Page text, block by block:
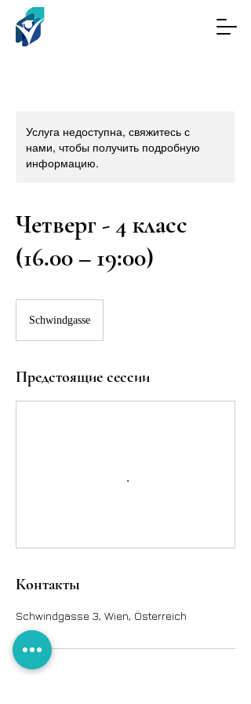
Услуга недоступна, свяжитесь с
нами, чтобы получить подробную
информацию.
Четверг - 4 класс
(16.00 – 19:00)
Schwindgasse
Предстоящие сессии
Контакты
Schwindgasse 3, Wien, Österreich